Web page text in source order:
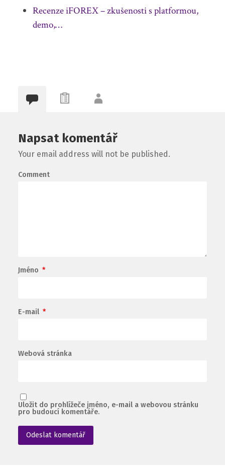
Recenze iFOREX – zkušenosti s platformou,
demo,…
Napsat komentář
Your email address will not be published.
Comment
Jméno *
E-mail *
Webová stránka
Uložit do prohlížeče jméno, e-mail a webovou stránku
pro budoucí komentáře.